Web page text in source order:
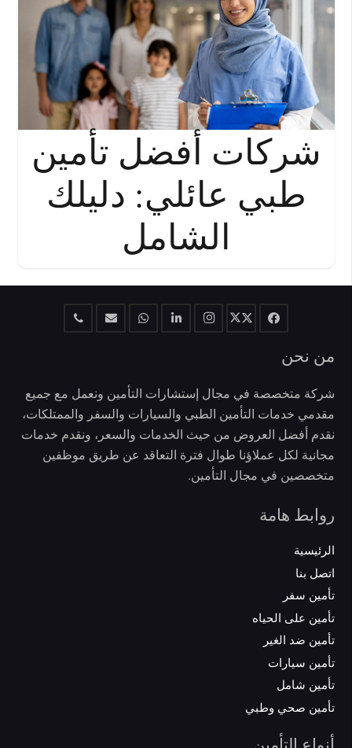
شركات أفضل تأمين
طبي عائلي: دليلك
الشامل
من نحن
شركة متخصصة في مجال إستشارات التأمين ونعمل مع جميع
مقدمي خدمات التأمين الطبي والسيارات والسفر والممتلكات،
نقدم أفضل العروض من حيث الخدمات والسعر، ونقدم خدمات
مجانية لكل عملاؤنا طوال فترة التعاقد عن طريق موظفين
متخصصين في مجال التأمين.
روابط هامة
الرئيسية
اتصل بنا
تأمين سفر
تأمين على الحياه
تأمين ضد الغير
تأمين سيارات
تأمين شامل
تأمين صحي وطبي